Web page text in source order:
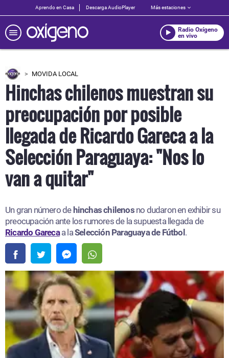
Aprendo en Casa Descarga AudioPlayer Más estaciones
Radio Oxígeno
en vivo
MOVIDA LOCAL
Hinchas chilenos muestran su
preocupación por posible
llegada de Ricardo Gareca a la
Selección Paraguaya: "Nos lo
van a quitar"
Un gran número de hinchas chilenosno dudaron en exhibir su
preocupación ante los rumores de la supuesta llegada de
Ricardo Garecaa laSelección Paraguaya de Fútbol .